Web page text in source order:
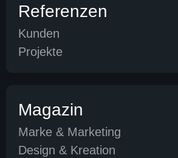
Referenzen
Kunden
Projekte
Magazin
Marke & Marketing
Design & Kreation